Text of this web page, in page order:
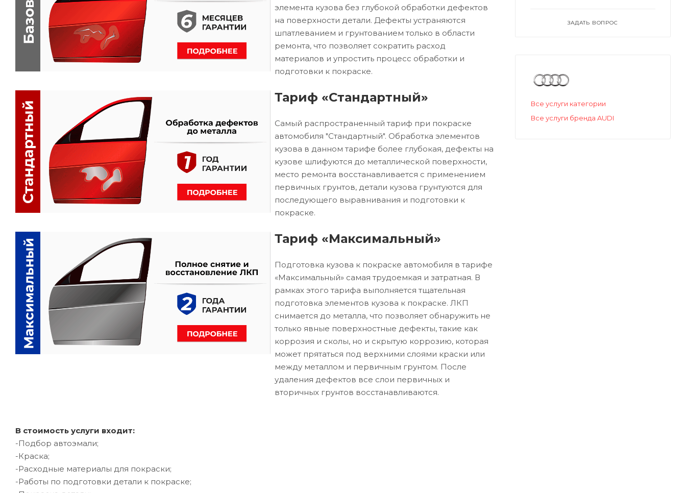
элемента кузова без глубокой обработки дефектов
на поверхности детали. Дефекты устраняются
шпатлеванием и грунтованием только в области
ремонта, что позволяет сократить расход
материалов и упростить процесс обработки и
подготовки к покраске.
Тариф «Стандартный»
Самый распространенный тариф при покраске
автомобиля "Стандартный". Обработка элементов
кузова в данном тарифе более глубокая, дефекты на
кузове шлифуются до металлической поверхности,
место ремонта восстанавливается с применением
первичных грунтов, детали кузова грунтуются для
последующего выравнивания и подготовки к
покраске.
Тариф «Максимальный»
Подготовка кузова к покраске автомобиля в тарифе
«Максимальный» самая трудоемкая и затратная. В
рамках этого тарифа выполняется тщательная
подготовка элементов кузова к покраске. ЛКП
снимается до металла, что позволяет обнаружить не
только явные поверхностные дефекты, такие как
коррозия и сколы, но и скрытую коррозию, которая
может прятаться под верхними слоями краски или
между металлом и первичным грунтом. После
удаления дефектов все слои первичных и
вторичных грунтов восстанавливаются.
В стоимость услуги входит:
-Подбор автоэмали;
-Краска;
-Расходные материалы для покраски;
-Работы по подготовки детали к покраске;
ЗАДАТЬ ВОПРОС
Все услуги категории
Все услуги бренда AUDI